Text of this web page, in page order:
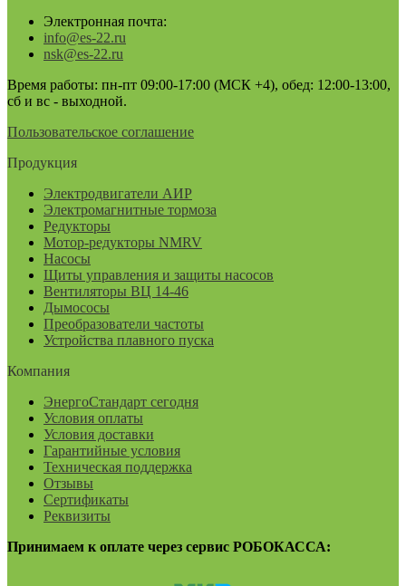
Электронная почта:
info@es-22.ru
nsk@es-22.ru
Время работы: пн-пт 09:00-17:00 (МСК +4), обед: 12:00-13:00,
сб и вс - выходной.
Пользовательское соглашение
Продукция
Электродвигатели АИР
Электромагнитные тормоза
Редукторы
Мотор-редукторы NMRV
Насосы
Щиты управления и защиты насосов
Вентиляторы ВЦ 14-46
Дымососы
Преобразователи частоты
Устройства плавного пуска
Компания
ЭнергоСтандарт сегодня
Условия оплаты
Условия доставки
Гарантийные условия
Техническая поддержка
Отзывы
Сертификаты
Реквизиты
Принимаем к оплате через сервис РОБОКАССА: